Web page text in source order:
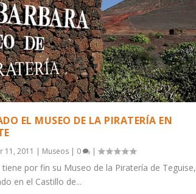
EL MUSEO DE LA PIRATERÍA EN
11, 2011 | Museos | 0 |
por fin su Museo de la Piratería de Teguise,
en el Castillo de...